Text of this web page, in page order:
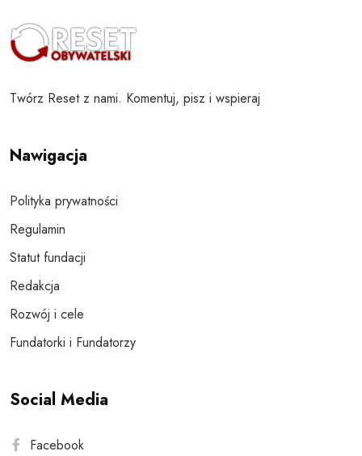
Twórz Reset z nami. Komentuj, pisz i wspieraj
Nawigacja
Polityka prywatności
Regulamin
Statut fundacji
Redakcja
Rozwój i cele
Fundatorki i Fundatorzy
Social Media
Facebook